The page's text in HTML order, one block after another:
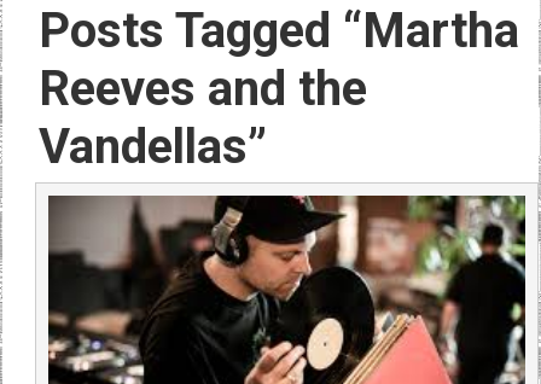
Posts Tagged “Martha
Reeves and the
Vandellas”